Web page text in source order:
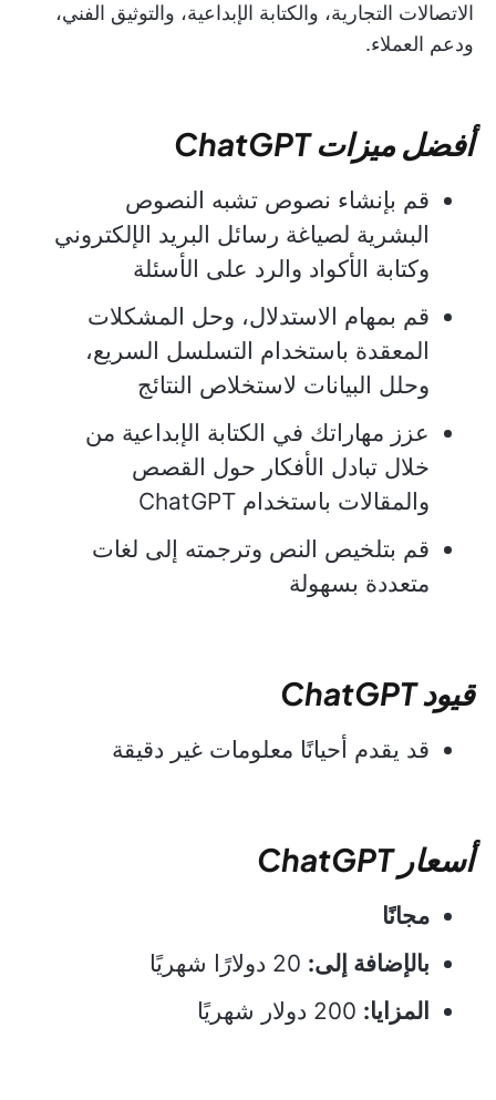
الاتصالات التجارية، والكتابة الإبداعية، والتوثيق الفني،
ودعم العملاء.
أفضل ميزات ChatGPT
قم بإنشاء نصوص تشبه النصوص
البشرية لصياغة رسائل البريد الإلكتروني
وكتابة الأكواد والرد على الأسئلة
قم بمهام الاستدلال، وحل المشكلات
المعقدة باستخدام التسلسل السريع،
وحلل البيانات لاستخلاص النتائج
عزز مهاراتك في الكتابة الإبداعية من
خلال تبادل الأفكار حول القصص
والمقالات باستخدام ChatGPT
قم بتلخيص النص وترجمته إلى لغات
متعددة بسهولة
قيود ChatGPT
قد يقدم أحيانًا معلومات غير دقيقة
أسعار ChatGPT
مجانًا
بالإضافة إلى:
المزايا: